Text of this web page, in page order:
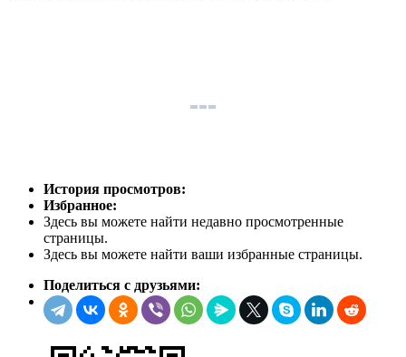
История просмотров:
Избранное:
Здесь вы можете найти недавно просмотренные
страницы.
Здесь вы можете найти ваши избранные страницы.
Поделиться с друзьями: